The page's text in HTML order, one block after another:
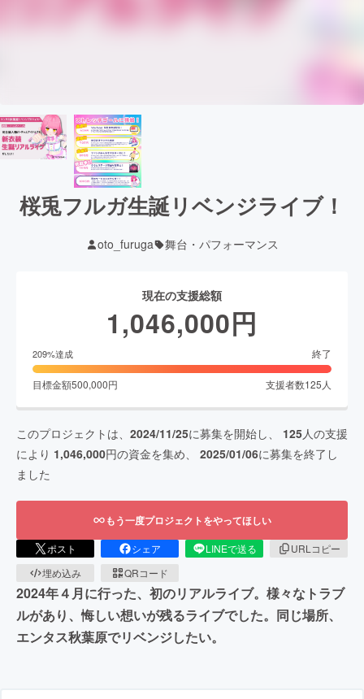
桜兎フルガ生誕リベンジライブ！
oto_furuga 舞台・パフォーマンス
現在の支援総額
1,046,000円
209%達成 終了
目標金額500,000円 支援者数125 人
このプロジェクトは、 2024/11/25に募集を開始し、 125人の支援
により 1,046,000円の資金を集め、 2025/01/06に募集を終了し
ました
もう一度プロジェクトをやってほしい
ポスト シェア LINEで送る
URLコピー
埋め込み
QRコード
2024年４月に行った、初のリアルライブ。様々なトラブ
ルがあり、悔しい想いが残るライブでした。同じ場所、
エンタス秋葉原でリベンジしたい。